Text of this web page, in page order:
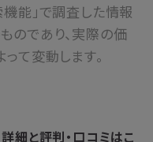
能」で調査した情報
のであり、実際の価
て変動します。
細と評判・口コミはこ